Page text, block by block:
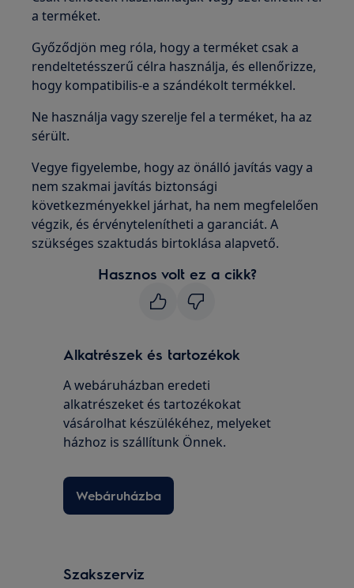
a terméket.
Győződjön meg róla, hogy a terméket csak a
rendeltetésszerű célra használja, és ellenőrizze,
hogy kompatibilis-e a szándékolt termékkel.
Ne használja vagy szerelje fel a terméket, ha az
sérült.
Vegye figyelembe, hogy az önálló javítás vagy a
nem szakmai javítás biztonsági
következményekkel járhat, ha nem megfelelően
végzik, és érvénytelenítheti a garanciát. A
szükséges szaktudás birtoklása alapvető.
Hasznos volt ez a cikk?
Alkatrészek és tartozékok
A webáruházban eredeti
alkatrészeket és tartozékokat
vásárolhat készülékéhez, melyeket
házhoz is szállítunk Önnek.
Webáruházba
Szakszerviz